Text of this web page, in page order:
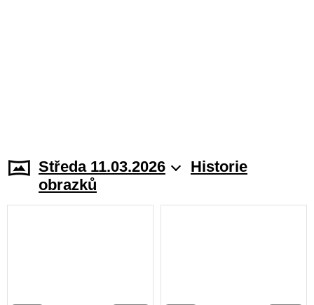
Středa 11.03.2026
Historie
obrazků